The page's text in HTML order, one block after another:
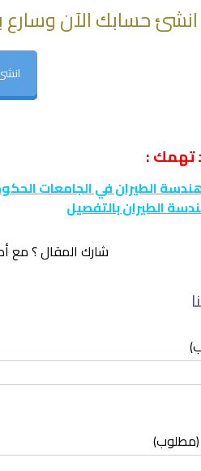
انشئ حسابك الآن
تهمك :
الطيران في الجامعات
الطيران بالتفصيل
شارك المقال ؟ مع
(مطلوب)